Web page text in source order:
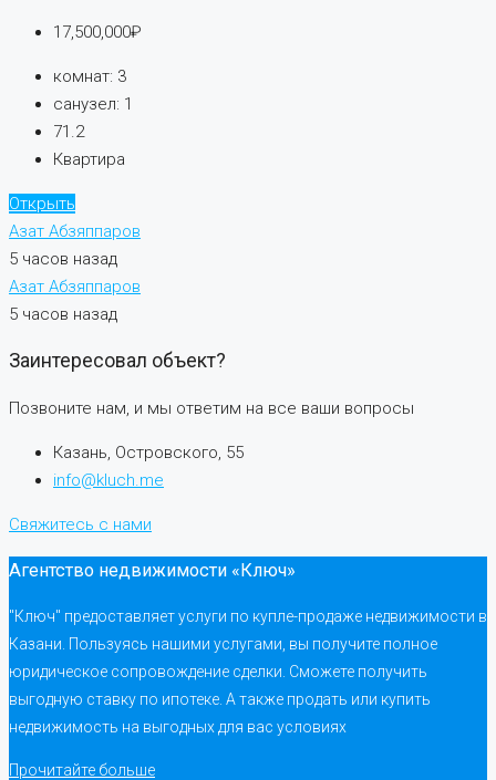
17,500,000₽
комнат: 3
санузел: 1
71.2
Квартира
Открыть
Азат Абзяппаров
5 часов назад
Азат Абзяппаров
5 часов назад
Заинтересовал объект?
Позвоните нам, и мы ответим на все ваши вопросы
Казань, Островского, 55
info@kluch.me
Свяжитесь с нами
Агентство недвижимости «Ключ»
"Ключ" предоставляет услуги по купле-продаже недвижимости в
Казани. Пользуясь нашими услугами, вы получите полное
юридическое сопровождение сделки. Сможете получить
выгодную ставку по ипотеке. А также продать или купить
недвижимость на выгодных для вас условиях
Прочитайте больше